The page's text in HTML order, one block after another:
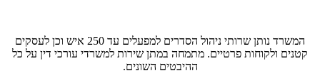
המשרד נותן שרותי ניהול הסדרים למפעלים עד 250 איש וכן לעסקים
קטנים ולקוחות פרטיים. מתמחה במתן שירות למשרדי עורכי דין על כל
ההיבטים השונים.